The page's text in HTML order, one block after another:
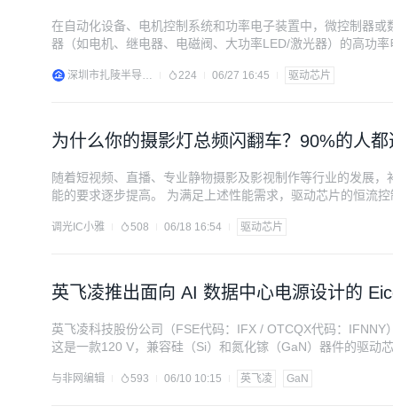
在自动化设备、电机控制系统和功率电子装置中，微控制器
器（如电机、继电器、电磁阀、大功率LED/激光器）的高功
或5V）、低电流（毫安级），无法直
深圳市扎陵半导体有限公司 224 06/27 16:45 驱动芯片
为什么你的摄影灯总频闪翻车？90%的人
随着短视频、直播、专业静物摄影及影视制作等行业的发展
能的要求逐步提高。 为满足上述性能需求，驱动芯片的恒流
景三个方面，介绍这两款芯片在摄
调光IC小雅 508 06/18 16:54 驱动芯片
英飞凌推出面向 AI 数据中心电源设计的
英飞凌科技股份公司（FSE代码：IFX / OTCQX代码：
这是一款120 V，兼容硅（Si）和氮化镓（GaN）器件的驱动
尤为重要。2EDL90xG3直接满足了这一需求。其独特
与非网编辑 593 06/10 10:15 英飞凌 GaN